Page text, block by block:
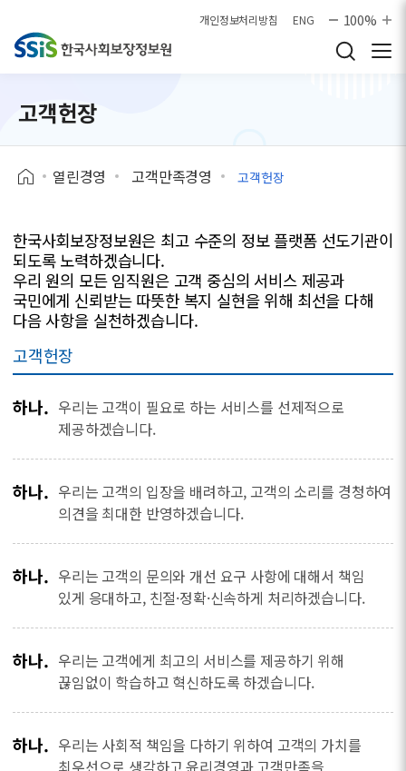
개인정보처리방침 ENG 100%
고객헌장
열린경영 고객만족경영 고객헌장
한국사회보장정보원은 최고 수준의 정보 플랫폼 선도기관이
되도록 노력하겠습니다.
우리 원의 모든 임직원은 고객 중심의 서비스 제공과
국민에게 신뢰받는 따뜻한 복지 실현을 위해 최선을 다해
다음 사항을 실천하겠습니다.
고객헌장
하나. 우리는 고객이 필요로 하는 서비스를 선제적으로
제공하겠습니다.
하나. 우리는 고객의 입장을 배려하고, 고객의 소리를 경청하여
의견을 최대한 반영하겠습니다.
하나. 우리는 고객의 문의와 개선 요구 사항에 대해서 책임
있게 응대하고, 친절·정확·신속하게 처리하겠습니다.
하나. 우리는 고객에게 최고의 서비스를 제공하기 위해
끊임없이 학습하고 혁신하도록 하겠습니다.
하나. 우리는 사회적 책임을 다하기 위하여 고객의 가치를
최우선으로 생각하고 윤리경영과 고객만족을